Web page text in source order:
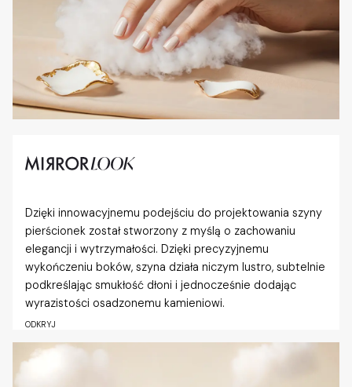
Dzięki innowacyjnemu podejściu do projektowania szyny
pierścionek został stworzony z myślą o zachowaniu
elegancji i wytrzymałości. Dzięki precyzyjnemu
wykończeniu boków, szyna działa niczym lustro, subtelnie
podkreślając smukłość dłoni i jednocześnie dodając
wyrazistości osadzonemu kamieniowi.
ODKRYJ